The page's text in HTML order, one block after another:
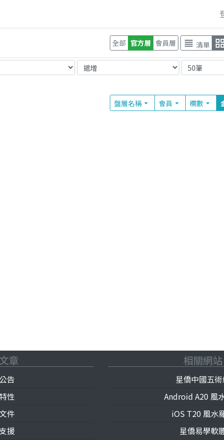
全部 官方層 會員層 view_headline 清單 grid_view
盤層名稱 arrow_drop_down 會員 arrow_drop_down 欄數 arrow_drop_down
章
告
性
件
援
相關網站
星僑中國五
Android A20 風
iOS T20 風水
星僑易學軟